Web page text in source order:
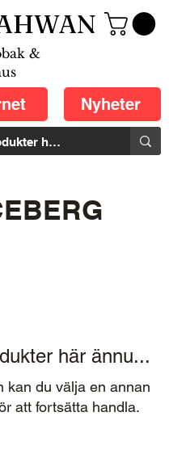
&
Nyheter
här ännu...
kan du välja en annan
att fortsätta handla.